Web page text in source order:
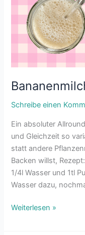
Schreibe einen
Ein absoluter
und Gleichzeit so
statt andere
Backen willst,
1/4l Wasser und 1tl
Wasser dazu,
Weiterlesen »